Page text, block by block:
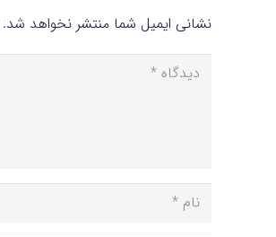
نشانی ایمیل شما منتشر نخواهد شد.